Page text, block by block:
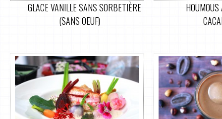
GLACE VANILLE SANS SORBETIÈRE
(SANS OEUF)